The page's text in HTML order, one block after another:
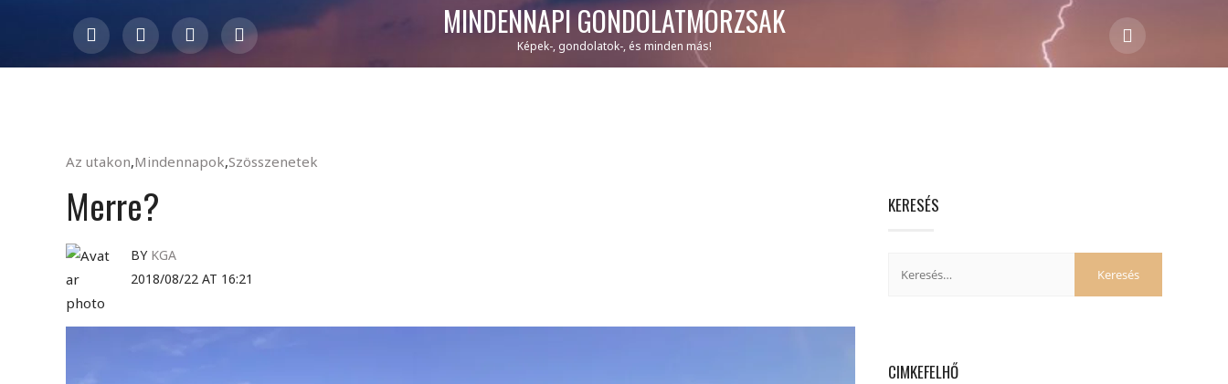
MINDENNAPI GONDOLATMORZSÁK
Képek-, gondolatok-, és minden más!
Az utakon,Mindennapok,Szösszenetek
Merre?
BY KGA
2018/08/22 AT 16:21
KERESÉS
CIMKEFELHŐ